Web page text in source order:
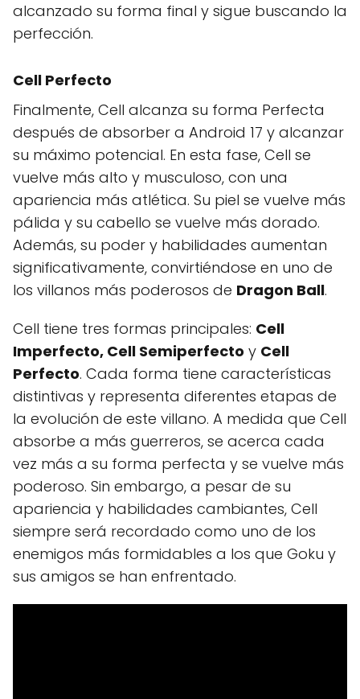
alcanzado su forma final y sigue buscando la
perfección.
Cell Perfecto
Finalmente, Cell alcanza su forma Perfecta
después de absorber a Android 17 y alcanzar
su máximo potencial. En esta fase, Cell se
vuelve más alto y musculoso, con una
apariencia más atlética. Su piel se vuelve más
pálida y su cabello se vuelve más dorado.
Además, su poder y habilidades aumentan
significativamente, convirtiéndose en uno de
los villanos más poderosos de Dragon Ball.
Cell tiene tres formas principales: Cell
Imperfecto, Cell Semiperfecto y Cell
Perfecto. Cada forma tiene características
distintivas y representa diferentes etapas de
la evolución de este villano. A medida que Cell
absorbe a más guerreros, se acerca cada
vez más a su forma perfecta y se vuelve más
poderoso. Sin embargo, a pesar de su
apariencia y habilidades cambiantes, Cell
siempre será recordado como uno de los
enemigos más formidables a los que Goku y
sus amigos se han enfrentado.